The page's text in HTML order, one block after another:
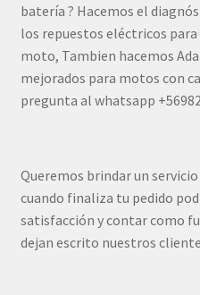
batería ? Hacemos el
los repuestos eléctricos
moto, Tambien hacemos
mejorados para motos con
pregunta al whatsapp
Queremos brindar un
cuando finaliza tu pedido
satisfacción y contar como
dejan escrito nuestros